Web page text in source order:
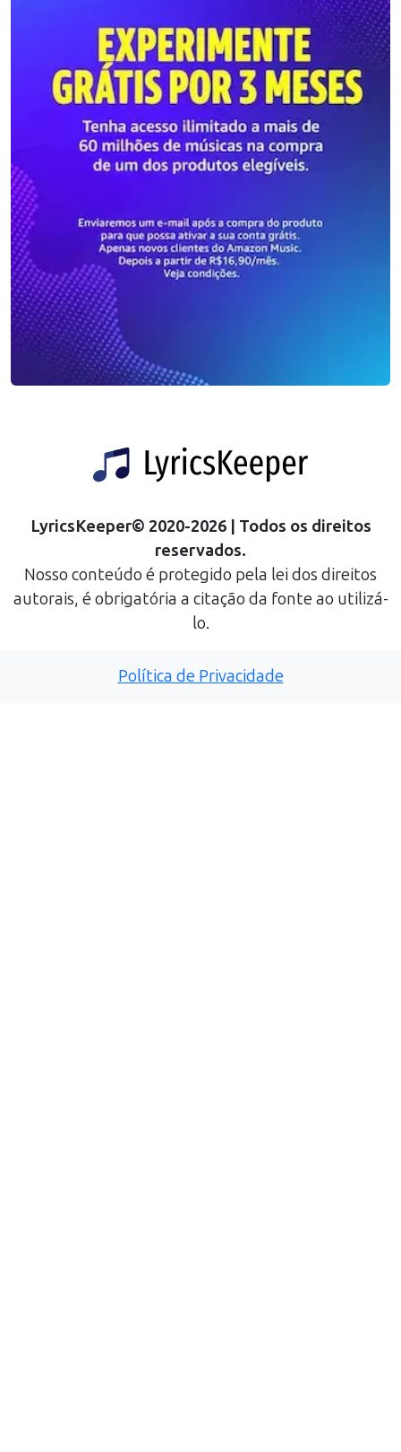
LyricsKeeper© 2020-2026| Todos os direitos
reservados.
Nosso conteúdo é protegido pela lei dos direitos
autorais, é obrigatória a citação da fonte ao utilizá-
lo.
Política de Privacidade